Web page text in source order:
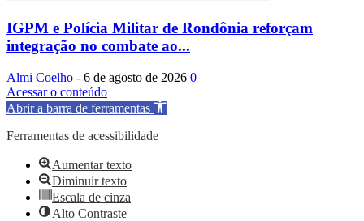
IGPM e Polícia Militar de Rondônia reforçam
integração no combate ao...
Almi Coelho - 6 de agosto de 2026 0
Acessar o conteúdo
Abrir a barra de ferramentas
Ferramentas de acessibilidade
Aumentar texto
Diminuir texto
Escala de cinza
Alto Contraste